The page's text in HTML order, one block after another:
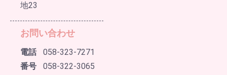
地23
お問い合わせ
電話
番号
058-323-7271
058-322-3065